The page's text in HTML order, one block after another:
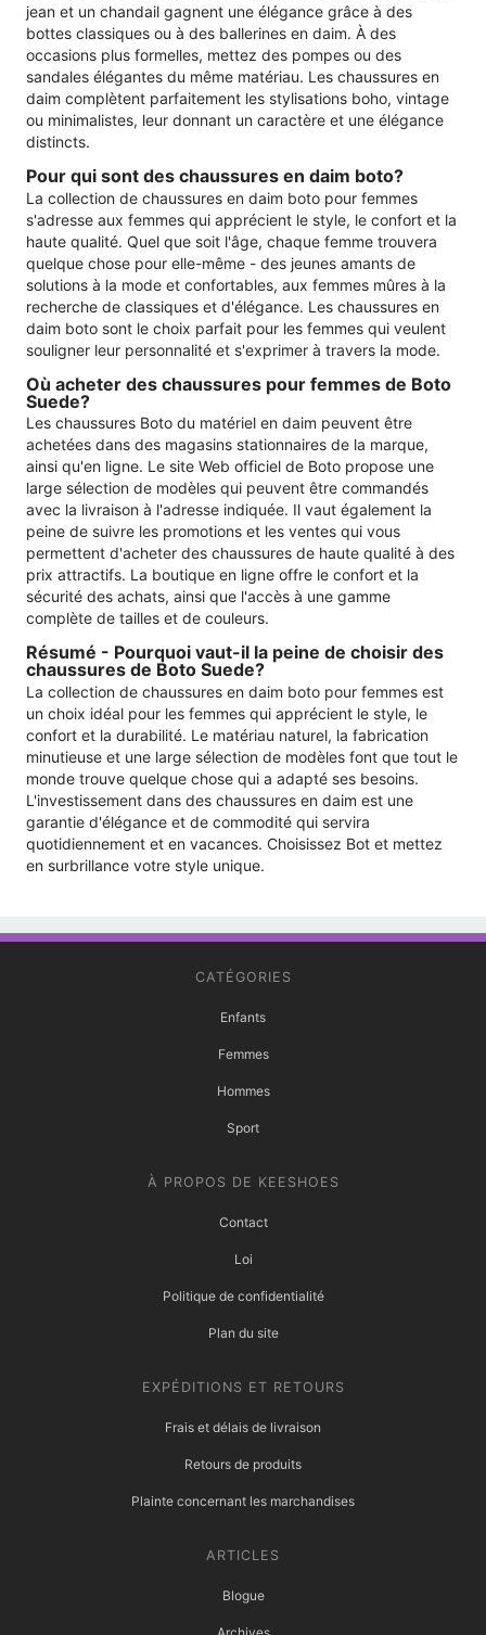
jean et un chandail gagnent une élégance grâce à des
bottes classiques ou à des ballerines en daim. À des
occasions plus formelles, mettez des pompes ou des
sandales élégantes du même matériau. Les chaussures en
daim complètent parfaitement les stylisations boho, vintage
ou minimalistes, leur donnant un caractère et une élégance
distincts.
Pour qui sont des chaussures en daim boto?
La collection de chaussures en daim boto pour femmes
s'adresse aux femmes qui apprécient le style, le confort et la
haute qualité. Quel que soit l'âge, chaque femme trouvera
quelque chose pour elle-même - des jeunes amants de
solutions à la mode et confortables, aux femmes mûres à la
recherche de classiques et d'élégance. Les chaussures en
daim boto sont le choix parfait pour les femmes qui veulent
souligner leur personnalité et s'exprimer à travers la mode.
Où acheter des chaussures pour femmes de Boto
Suede?
Les chaussures Boto du matériel en daim peuvent être
achetées dans des magasins stationnaires de la marque,
ainsi qu'en ligne. Le site Web officiel de Boto propose une
large sélection de modèles qui peuvent être commandés
avec la livraison à l'adresse indiquée. Il vaut également la
peine de suivre les promotions et les ventes qui vous
permettent d'acheter des chaussures de haute qualité à des
prix attractifs. La boutique en ligne offre le confort et la
sécurité des achats, ainsi que l'accès à une gamme
complète de tailles et de couleurs.
Résumé - Pourquoi vaut-il la peine de choisir des
chaussures de Boto Suede?
La collection de chaussures en daim boto pour femmes est
un choix idéal pour les femmes qui apprécient le style, le
confort et la durabilité. Le matériau naturel, la fabrication
minutieuse et une large sélection de modèles font que tout le
monde trouve quelque chose qui a adapté ses besoins.
L'investissement dans des chaussures en daim est une
garantie d'élégance et de commodité qui servira
quotidiennement et en vacances. Choisissez Bot et mettez
en surbrillance votre style unique.
CATÉGORIES
Enfants
Femmes
Hommes
Sport
À PROPOS DE KEESHOES
Contact
Loi
Politique de confidentialité
Plan du site
EXPÉDITIONS ET RETOURS
Frais et délais de livraison
Retours de produits
Plainte concernant les marchandises
ARTICLES
Blogue